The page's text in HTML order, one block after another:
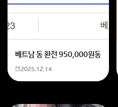
죠?
CG 학원에 바로 가셔도 괜
기초부터 배우는 과정을 제
미술학원은 개인의 선택이
베트남 동 환전 950,000원동 한화
2025.12.14